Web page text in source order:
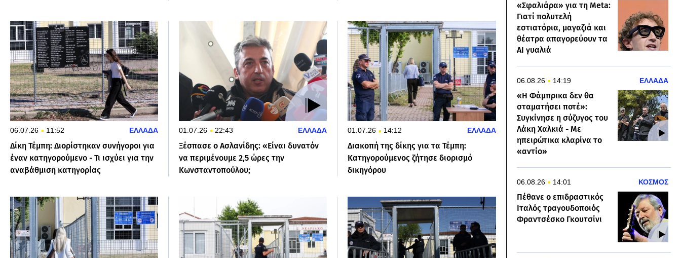
06.07.26 11:52 ΕΛΛΑΔΑ
Δίκη Τέμπη: Διορίστηκαν συνήγοροι για
έναν κατηγορούμενο - Τι ισχύει για την
αναβάθμιση κατηγορίας
01.07.26 22:43 ΕΛΛΑΔΑ
Ξέσπασε ο Ασλανίδης: «Είναι δυνατόν
να περιμένουμε 2,5 ώρες την
Κωνσταντοπούλου;
01.07.26 14:12 ΕΛΛΑΔΑ
Διακοπή της δίκης για τα Τέμπη:
Κατηγορούμενος ζήτησε διορισμό
δικηγόρου
«Σφαλιάρα» για τη Meta:
Γιατί πολυτελή
εστιατόρια, μαγαζιά και
θέατρα απαγορεύουν τα
AI γυαλιά
06.08.26 14:19 ΕΛΛΑΔΑ
«Η Φάμπρικα δεν θα
σταματήσει ποτέ»:
Συγκίνησε η σύζυγος του
Λάκη Χαλκιά - Με
ηπειρώτικα κλαρίνα το
«αντίο»
06.08.26 14:01 ΚΟΣΜΟΣ
Πέθανε ο επιδραστικός
Ιταλός τραγουδοποιός
Φραντσέσκο Γκουτσίνι